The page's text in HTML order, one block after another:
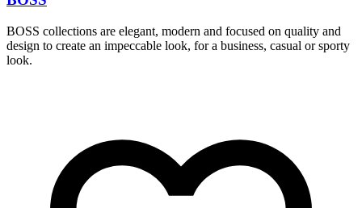
BOSS collections are elegant, modern and focused on quality and
design to create an impeccable look, for a business, casual or sporty
look.